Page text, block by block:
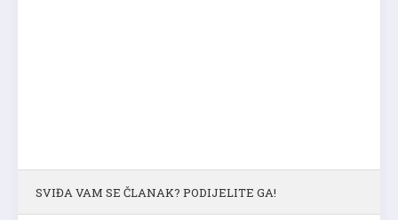
SVIĐA VAM SE ČLANAK? PODIJELITE GA!